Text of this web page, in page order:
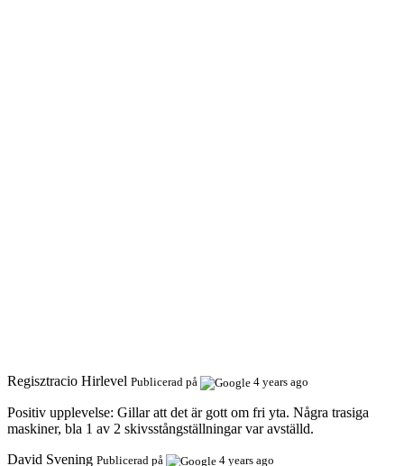
Regisztracio Hirlevel Publicerad på 4 years ago
Positiv upplevelse: Gillar att det är gott om fri yta. Några trasiga
maskiner, bla 1 av 2 skivsstångställningar var avställd.
David Svening Publicerad på 4 years ago